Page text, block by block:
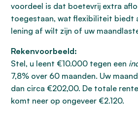
voordeel is dat boetevrij extra
toegestaan, wat flexibiliteit biedt
lening af wilt zijn of uw
Rekenvoorbeeld:
Stel, u leent €10.000 tegen een
7,8% over 60 maanden. Uw
dan circa €202,00. De totale
komt neer op ongeveer €2.120.